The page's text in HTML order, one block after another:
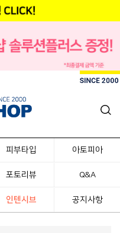
피부타입 아토피아
포토리뷰 Q&A
인텐시브 공지사항